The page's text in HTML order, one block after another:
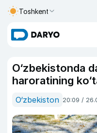
Toshkent
O‘zbekistonda
haroratining
O‘zbekiston 20:09 /